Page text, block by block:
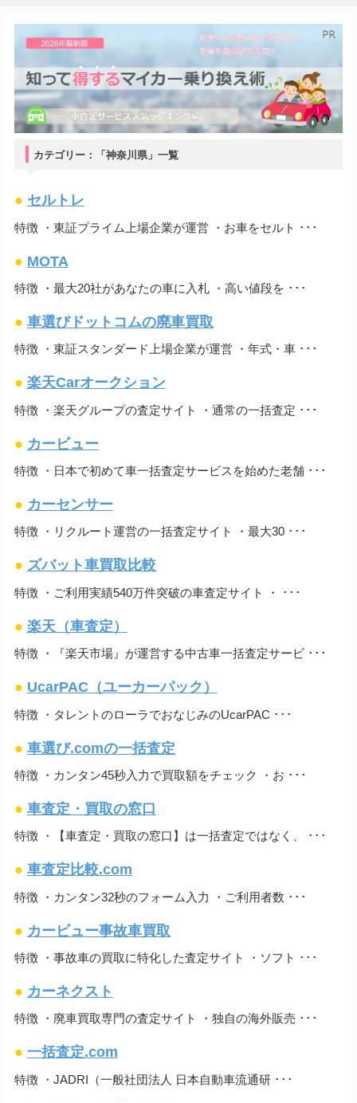
カテゴリー：「神奈川県」一覧
● セルトレ
特徴 ・東証プライム上場企業が運営 ・お車をセルト ･･･
● MOTA
特徴 ・最大20社があなたの車に入札 ・高い値段を ･･･
● 車選びドットコムの廃車買取
特徴 ・東証スタンダード上場企業が運営 ・年式・車 ･･･
● 楽天Carオークション
特徴 ・楽天グループの査定サイト ・通常の一括査定 ･･･
● カービュー
特徴 ・日本で初めて車一括査定サービスを始めた老舗 ･･･
● カーセンサー
特徴 ・リクルート運営の一括査定サイト ・最大30 ･･･
● ズバット車買取比較
特徴 ・ご利用実績540万件突破の車査定サイト ・ ･･･
● 楽天（車査定）
特徴 ・『楽天市場』が運営する中古車一括査定サービ ･･･
● UcarPAC（ユーカーパック）
特徴 ・タレントのローラでおなじみのUcarPAC ･･･
● 車選び.comの一括査定
特徴 ・カンタン45秒入力で買取額をチェック ・お ･･･
● 車査定・買取の窓口
特徴 ・【車査定・買取の窓口】は一括査定ではなく、 ･･･
● 車査定比較.com
特徴 ・カンタン32秒のフォーム入力 ・ご利用者数 ･･･
● カービュー事故車買取
特徴 ・事故車の買取に特化した査定サイト ・ソフト ･･･
● カーネクスト
特徴 ・廃車買取専門の査定サイト ・独自の海外販売 ･･･
● 一括査定.com
特徴 ・JADRI（一般社団法人 日本自動車流通研 ･･･